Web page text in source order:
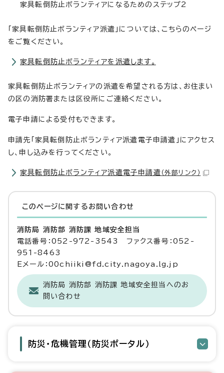
家具転倒防止ボランティアになるためのステップ2
「家具転倒防止ボランティア派遣」については、こちらのページ
をご覧ください。
家具転倒防止ボランティアを派遣します。
家具転倒防止ボランティアの派遣を希望される方は、お住まい
の区の消防署または区役所にご連絡ください。
電子申請による受付もできます。
申請先「家具転倒防止ボランティア派遣電子申請遣」にアクセス
し、申し込みを行ってください。
家具転倒防止ボランティア派遣電子申請遣 （外部リンク）
このページに関する お問い合わせ
消防局 消防部 消防課 地域安全担当
電話番号：052-972-3543 ファクス番号：052-
951-8463
Eメール：00chiiki@fd.city.nagoya.lg.jp
消防局 消防部 消防課 地域安全担当へのお
問い合わせ
防災・危機管理（防災ポータル）